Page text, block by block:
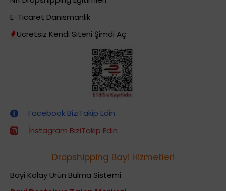
E-Ticaret Danismanlik
Ücretsiz Kendi Siteni Şimdi Aç
Facebook BiziTakip Edin
İnstagram BiziTakip Edin
Dropshipping Bayi Hizmetleri
Bayi Kolay Ürün Bulma Sistemi